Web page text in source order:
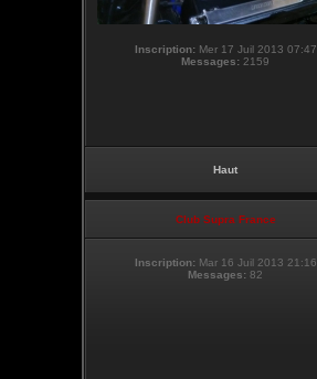
Inscription:Mer 17 Juil 2013 07:47
Messages: 2159
Haut
Club Supra France
Inscription: Mar 16 Juil 2013 21:16
Messages: 82